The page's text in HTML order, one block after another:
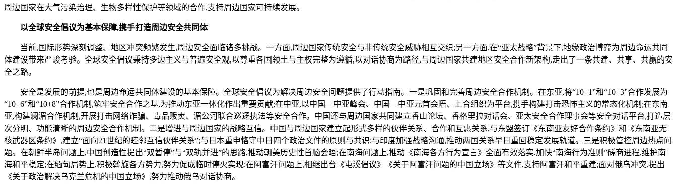
周边国家在大气污染治理、生物多样性保护等领域的合作,支持周边国家可持续发展。
以全球安全倡议为基本保障,携手打造周边安全共同体
当前,国际形势深刻调整、地区冲突频繁发生,周边安全面临诸多挑战。一方面,周边国家传统安全与非传统安全威胁相互交织;另一方面,在“亚太战略”背景下,地缘政治博弈为周边命运共同
体建设带来严峻考验。全球安全倡议秉持多边主义与普遍安全观,以尊重各国领土与主权完整为遵循,以对话协商为路径,与周边国家共建地区安全合作新架构,走出了一条共建、共享、共赢的安
全之路。
安全是发展的前提,也是周边命运共同体建设的基本保障。全球安全倡议为解决周边安全问题提供了行动指南。一是巩固和完善周边安全合作机制。在东亚,将“10+1”和“10+3”合作发展为
“10+6”和“10+8”合作机制,筑牢安全合作之基,为推动东亚一体化作出重要贡献;在中亚,以中国—中亚峰会、中国—中亚元首会晤、上合组织为平台,携手构建打击恐怖主义的常态化机制;在东南
亚,构建澜湄合作机制,开展打击网络诈骗、毒品贩卖、湄公河联合巡逻执法等安全合作。中国还与周边国家共同建立香山论坛、香格里拉对话会、亚太安全合作理事会等安全对话平台,打造层
次分明、功能清晰的周边安全合作机制。二是增进与周边国家的战略互信。中国与周边国家建立起形式多样的伙伴关系、合作和互惠关系,与东盟签订《东南亚友好合作条约》和《东南亚无
核武器区条约》,建立“面向21世纪的睦邻互信伙伴关系”;与日本重申恪守中日四个政治文件的原则与共识;与印度加强战略沟通,推动两国关系早日重回稳定发展轨道。三是积极管控周边热点问
题。在朝鲜半岛问题上,中国创造性提出“双暂停”与“双轨并进”的思路,推动朝美历史性首脑会晤;在南海问题上,推动《南海各方行为宣言》全面有效落实,加快“南海行为准则”磋商进程,维护南
海和平稳定;在缅甸局势上,积极斡旋各方势力,努力促成临时停火实现;在阿富汗问题上,相继出台《屯溪倡议》《关于阿富汗问题的中国立场》等文件,支持阿富汗和平重建;面对俄乌冲突,提出
《关于政治解决乌克兰危机的中国立场》,努力推动俄乌对话协商。